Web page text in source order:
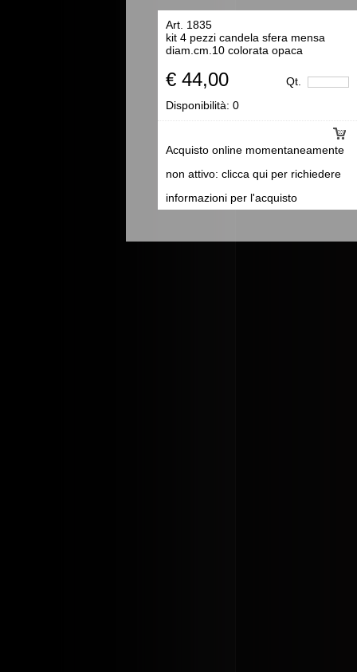
Art. 1835
kit 4 pezzi candela sfera mensa
diam.cm.10 colorata opaca
€ 44,00 Qt.
Acquisto online momentaneamente
non attivo: clicca qui per richiedere
informazioni per l'acquisto
Disponibilità: 0